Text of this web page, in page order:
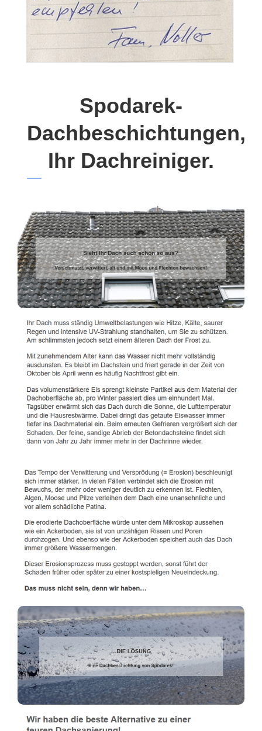
Spodarek-
Dachbeschichtungen,
Ihr Dachreiniger.